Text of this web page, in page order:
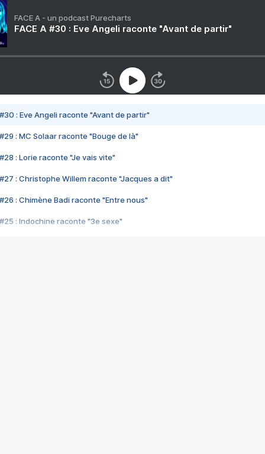
FACE A - un podcast Purecharts
FACE A #30 : Eve Angeli raconte "Avant de partir"
#30 : Eve Angeli raconte "Avant de partir"
#29 : MC Solaar raconte "Bouge de là"
#28 : Lorie raconte "Je vais vite"
#27 : Christophe Willem raconte "Jacques a dit"
#26 : Chimène Badi raconte "Entre nous"
#25 : Indochine raconte "3e sexe"